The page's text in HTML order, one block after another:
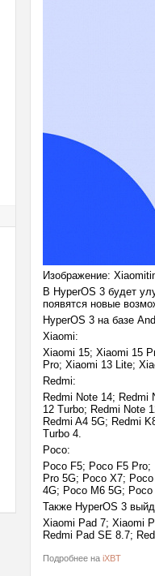
Изображение:
В HyperOS 3 будет
появятся новые
HyperOS 3 на базе
Xiaomi:
Xiaomi 15; Xiaomi 15
Pro; Xiaomi 13 Lite;
Redmi:
Redmi Note 14; Redmi
12 Turbo; Redmi Note
Redmi A4 5G; Redmi
Turbo 4.
Poco:
Poco F5; Poco F5
Pro 5G; Poco X7;
4G; Poco M6 5G;
Также HyperOS 3
Xiaomi Pad 7; Xiaomi
Redmi Pad SE 8.7;
Подробнее на iXBT